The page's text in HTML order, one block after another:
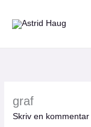
graf
Skriv en kommentar